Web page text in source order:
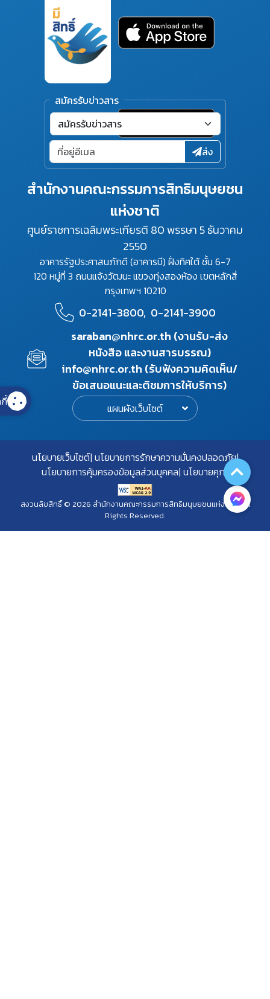
สำนักงานคณะกรรมการสิทธิมนุษยชน
แห่งชาติ
ศูนย์ราชการเฉลิมพระเกียรติ 80 พรรษา 5 ธันวาคม
2550
อาคารรัฐประศาสนภักดี (อาคารบี) ฝั่งทิศใต้ ชั้น 6-7
120 หมู่ที่ 3 ถนนแจ้งวัฒนะ แขวงทุ่งสองห้อง เขตหลักสี่
กรุงเทพฯ 10210
0-2141-3800, 0-2141-3900
saraban@nhrc.or.th (งานรับ-ส่ง
หนังสือ และงานสารบรรณ)
info@nhrc.or.th (รับฟังความคิดเห็น/
ข้อเสนอแนะและติชมการให้บริการ)
แผนผังเว็บไซต์
สมัครรับข่าวสาร
ส่ง
นโยบายเว็บไซต์ นโยบายการรักษาความมั่นคงปลอดภัย
นโยบายการคุ้มครองข้อมูลส่วนบุคคล นโยบายคุกกี้
สงวนลิขสิทธิ์ © 2026 สำนักงานคณะกรรมการสิทธิมนุษยชนแห่งชาติ. All
Rights Reserved.